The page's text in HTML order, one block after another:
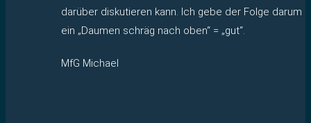
darüber diskutieren kann. Ich gebe der Folge darum
ein „Daumen schräg nach oben“ = „gut“.
MfG Michael